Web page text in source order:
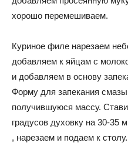
хорошо перемешиваем.
Куриное филе нарезаем
добавляем к яйцам с
и добавляем в основу
Форму для запекания
получившуюся массу.
градусов духовку на 30-35
, нарезаем и подаем к столу.